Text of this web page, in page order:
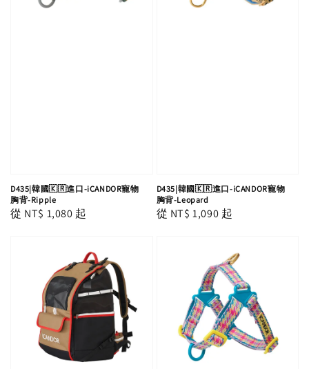
D435|韓國🇰🇷進口-iCANDOR寵物
胸背-Ripple
Regular
從 NT$ 1,080 起
D435|韓國🇰🇷進口-iCANDOR寵物
胸背-Leopard
Regular
從 NT$ 1,090 起